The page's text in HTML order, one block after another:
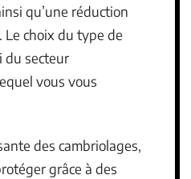
qu’une réduction
choix du type de
du secteur
vous vous
des cambriolages,
grâce à des